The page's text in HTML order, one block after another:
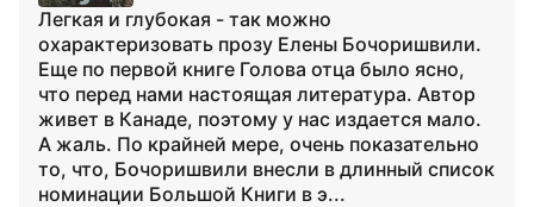
Легкая и глубокая - так можно
охарактеризовать прозу Елены Бочоришвили.
Еще по первой книге Голова отца было ясно,
что перед нами настоящая литература. Автор
живет в Канаде, поэтому у нас издается мало.
А жаль. По крайней мере, очень показательно
то, что, Бочоришвили внесли в длинный список
номинации Большой Книги в э...